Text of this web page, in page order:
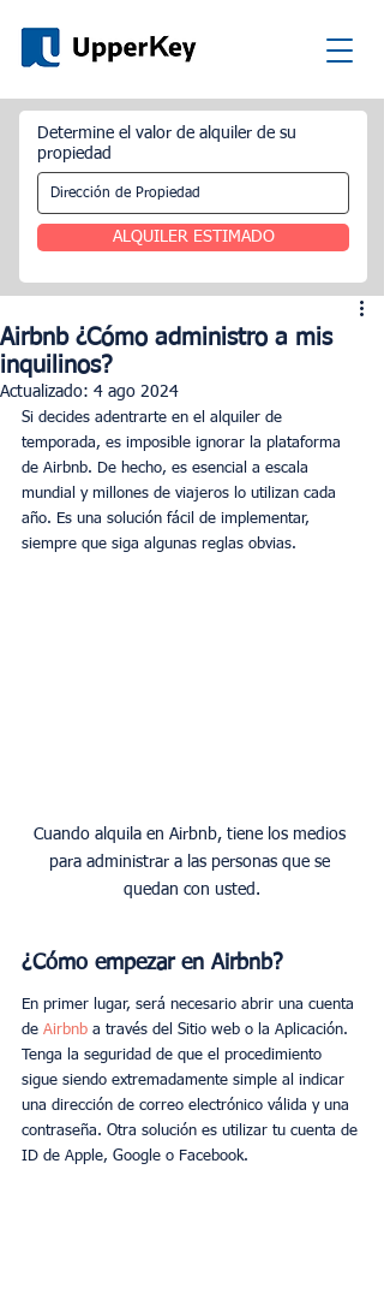
Determine el valor de alquiler de su
propiedad
ALQUILER ESTIMADO
Airbnb ¿Cómo administro a mis
inquilinos?
Actualizado: 4 ago 2024
Si decides adentrarte en el alquiler de
temporada, es imposible ignorar la plataforma
de Airbnb. De hecho, es esencial a escala
mundial y millones de viajeros lo utilizan cada
año. Es una solución fácil de implementar,
siempre que siga algunas reglas obvias.
Cuando alquila en Airbnb, tiene los medios
para administrar a las personas que se
¿Cómo empezar en Airbnb?
En primer lugar, será necesario abrir una cuenta
de Airbnb a través del Sitio web o la Aplicación.
Tenga la seguridad de que el procedimiento
sigue siendo extremadamente simple al indicar
una dirección de correo electrónico válida y una
contraseña. Otra solución es utilizar tu cuenta de
ID de Apple, Google o Facebook.